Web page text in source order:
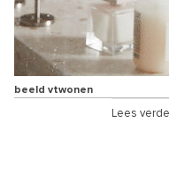
beeld vtwonen
Lees